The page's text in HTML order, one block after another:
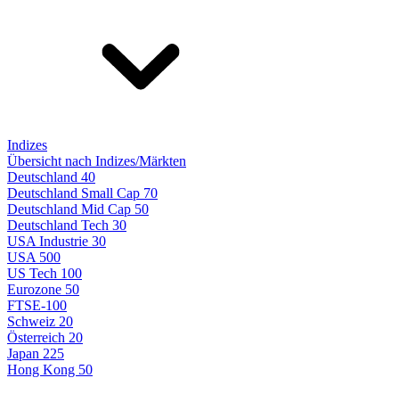
Indizes
Übersicht nach Indizes/Märkten
Deutschland 40
Deutschland Small Cap 70
Deutschland Mid Cap 50
Deutschland Tech 30
USA Industrie 30
USA 500
US Tech 100
Eurozone 50
FTSE-100
Schweiz 20
Österreich 20
Japan 225
Hong Kong 50